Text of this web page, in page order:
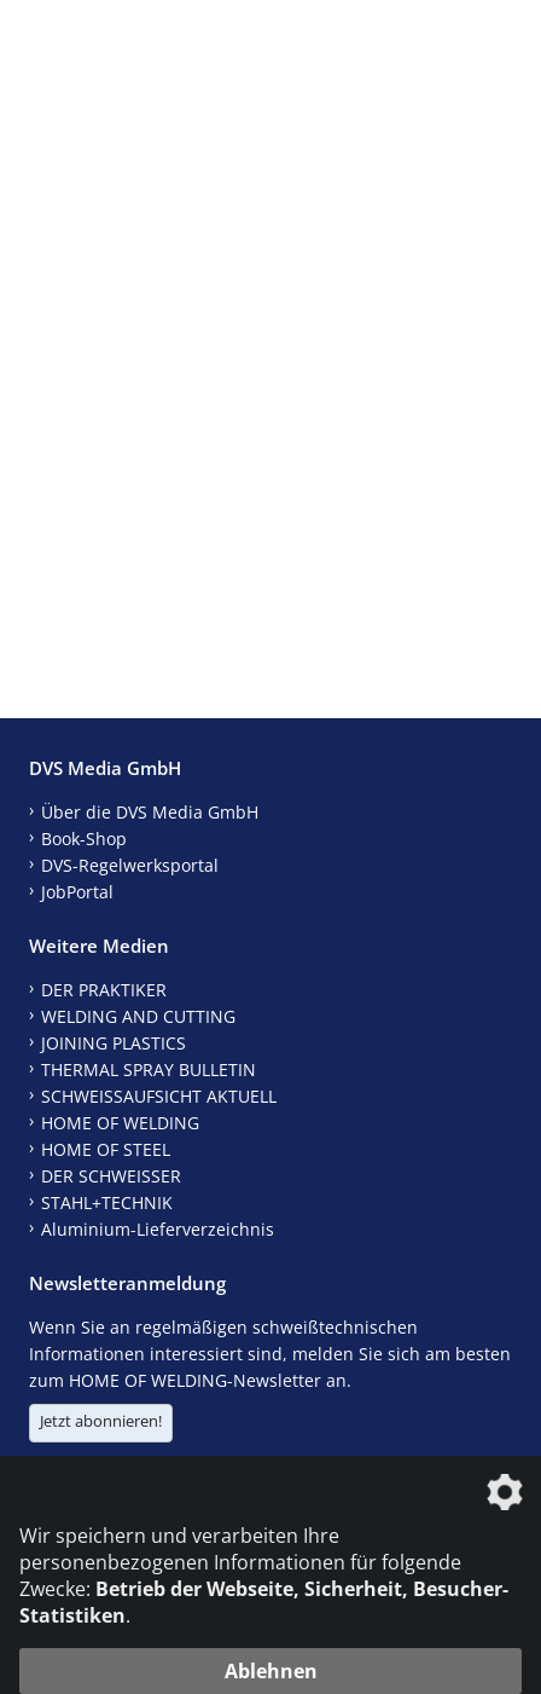
DVS Media GmbH
Über die DVS Media GmbH
Book-Shop
DVS-Regelwerksportal
JobPortal
Weitere Medien
DER PRAKTIKER
WELDING AND CUTTING
JOINING PLASTICS
THERMAL SPRAY BULLETIN
SCHWEISSAUFSICHT AKTUELL
HOME OF WELDING
HOME OF STEEL
DER SCHWEISSER
STAHL+TECHNIK
Aluminium-Lieferverzeichnis
Newsletteranmeldung
Wenn Sie an regelmäßigen schweißtechnischen
Informationen interessiert sind, melden Sie sich am besten
zum HOME OF WELDING-Newsletter an.
Jetzt abonnieren!
Die DVS Media GmbH ist ein Unternehmen der
Wir speichern und verarbeiten Ihre
personenbezogenen Informationen für folgende
Zwecke: Betrieb der Webseite, Sicherheit, Besucher-
Statistiken.
Ablehnen